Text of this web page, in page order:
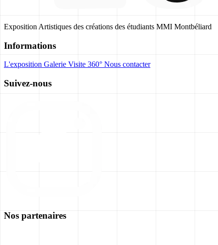
Exposition Artistiques des créations des étudiants MMI Montbéliard
Informations
L'exposition Galerie Visite 360° Nous contacter
Suivez-nous
Nos partenaires